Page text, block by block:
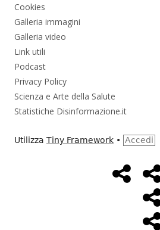
Cookies
Galleria immagini
Galleria video
Link utili
Podcast
Privacy Policy
Scienza e Arte della Salute
Statistiche Disinformazione.it
Utilizza Tiny Framework • Accedi
MenùHome
Page